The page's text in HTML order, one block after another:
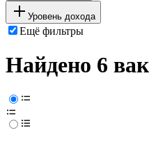
Уровень дохода
Ещё фильтры
Найдено 6